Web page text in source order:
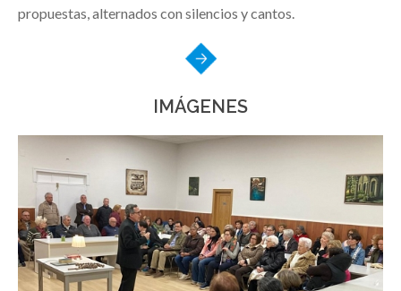
propuestas, alternados con silencios y cantos.
IMÁGENES